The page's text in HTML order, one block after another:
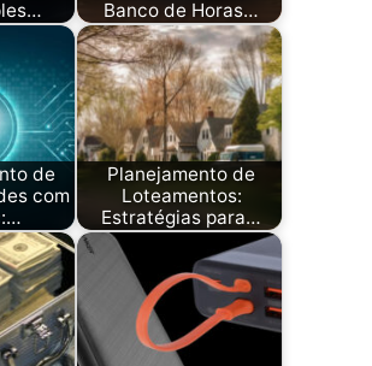
Banco de Horas…
de
com
Planejamento de
Loteamentos:
Estratégias para…